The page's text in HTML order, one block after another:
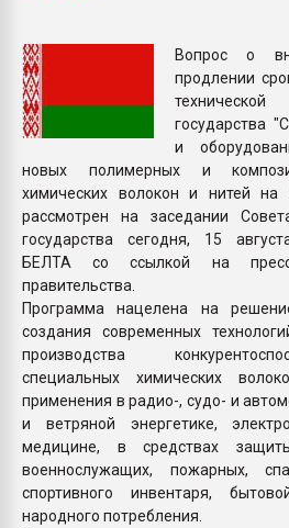
Вопрос о
продлении
государства
и
новых полимерных и
химических волокон и нитей на
рассмотрен на заседании
государства сегодня, 15
БЕЛТА со ссылкой на пресс-
правительства.
Программа нацелена на
создания современных
производства
специальных химических
применения в радио-, судо- и
и ветряной энергетике,
медицине, в средствах
военнослужащих, пожарных,
спортивного инвентаря,
народного потребления.